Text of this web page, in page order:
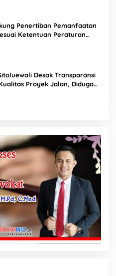
Penertiban Pemanfaatan
Ketentuan Peraturan
Desak Transparansi
Proyek Jalan, Diduga